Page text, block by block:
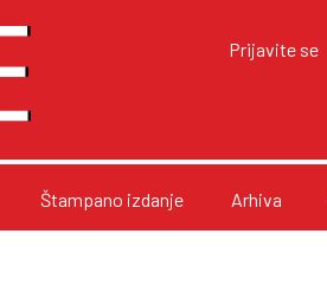
Prijavite se
Štampano izdanje Arhiva